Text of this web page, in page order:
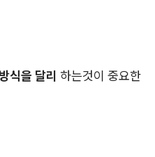
식을 달리 하는것이 중요한